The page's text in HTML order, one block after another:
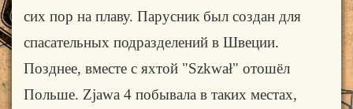
сих пор на плаву. Парусник был создан для
спасательных подразделений в Швеции.
Позднее, вместе с яхтой "Szkwał" отошёл
Польше. Zjawa 4 побывала в таких местах,